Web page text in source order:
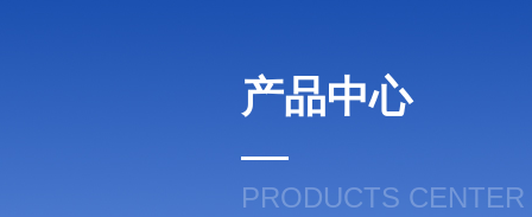
产品中心
PRODUCTS CENTER